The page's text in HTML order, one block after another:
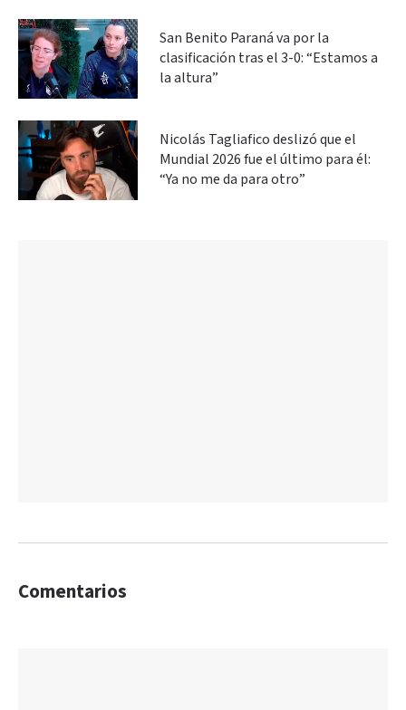
San Benito Paraná va por la
clasificación tras el 3-0: “Estamos a
la altura”
Nicolás Tagliafico deslizó que el
Mundial 2026 fue el último para él:
“Ya no me da para otro”
Comentarios